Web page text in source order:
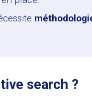
search ?